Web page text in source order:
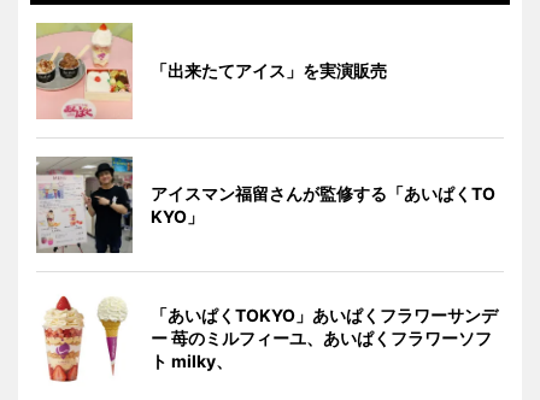
「出来たてアイス」を実演販売
アイスマン福留さんが監修する「あいぱくTO
KYO」
「あいぱくTOKYO」あいぱくフラワーサンデ
ー 苺のミルフィーユ、あいぱくフラワーソフ
ト milky、